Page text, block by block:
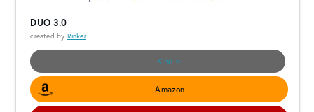
DUO 3.0
created by Rinker
Kindle
Amazon